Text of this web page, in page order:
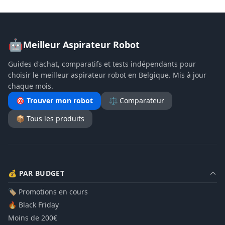
🤖Meilleur Aspirateur Robot
Guides d'achat, comparatifs et tests indépendants pour
choisir le meilleur aspirateur robot en Belgique. Mis à jour
chaque mois.
🎯 Trouver mon robot
⚖️ Comparateur
📦 Tous les produits
💰 PAR BUDGET
🏷️ Promotions en cours
🔥 Black Friday
Moins de 200€